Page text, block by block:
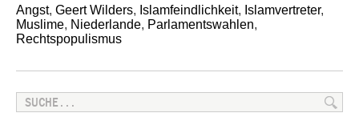
Angst, Geert Wilders, Islamfeindlichkeit, Islamvertreter,
Muslime, Niederlande, Parlamentswahlen,
Rechtspopulismus